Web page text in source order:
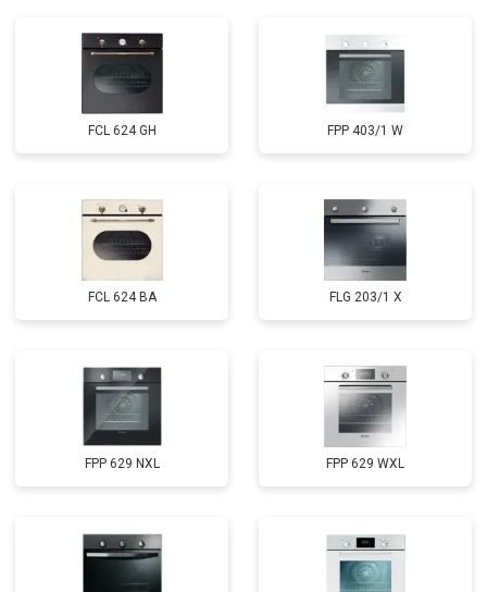
FCL 624 GH FPP 403/1 W
FCL 624 BA FLG 203/1 X
FPP 629 NXL FPP 629 WXL